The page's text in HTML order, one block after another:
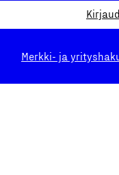
Merkki- ja